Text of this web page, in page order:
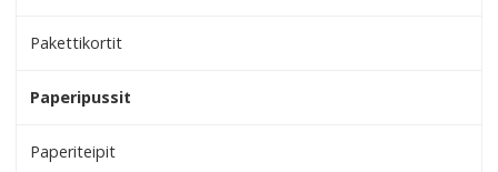
Pakettikortit
Paperipussit
Paperiteipit